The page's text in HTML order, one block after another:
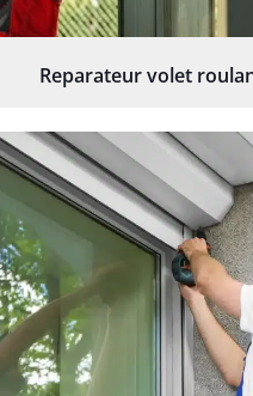
Reparateur volet